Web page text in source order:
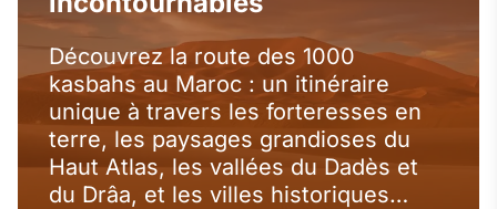
Découvrez la route des 1000
kasbahs au Maroc : un itinéraire
unique à travers les forteresses en
terre, les paysages grandioses du
Haut Atlas, les vallées du Dadès et
du Drâa, et les villes historiques